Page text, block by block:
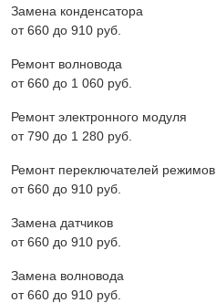
Замена конденсатора
от 660 до 910 pyб.
Ремонт волновода
от 660 до 1 060 pyб.
Ремонт электронного модуля
от 790 до 1 280 pyб.
Ремонт переключателей режимов
от 660 до 910 pyб.
Замена датчиков
от 660 до 910 pyб.
Замена волновода
от 660 до 910 pyб.